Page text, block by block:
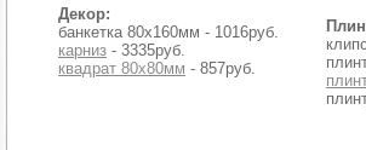
Декор:
банкетка 80х160мм - 1016руб.
карниз - 3335руб.
квадрат 80х80мм - 857руб.